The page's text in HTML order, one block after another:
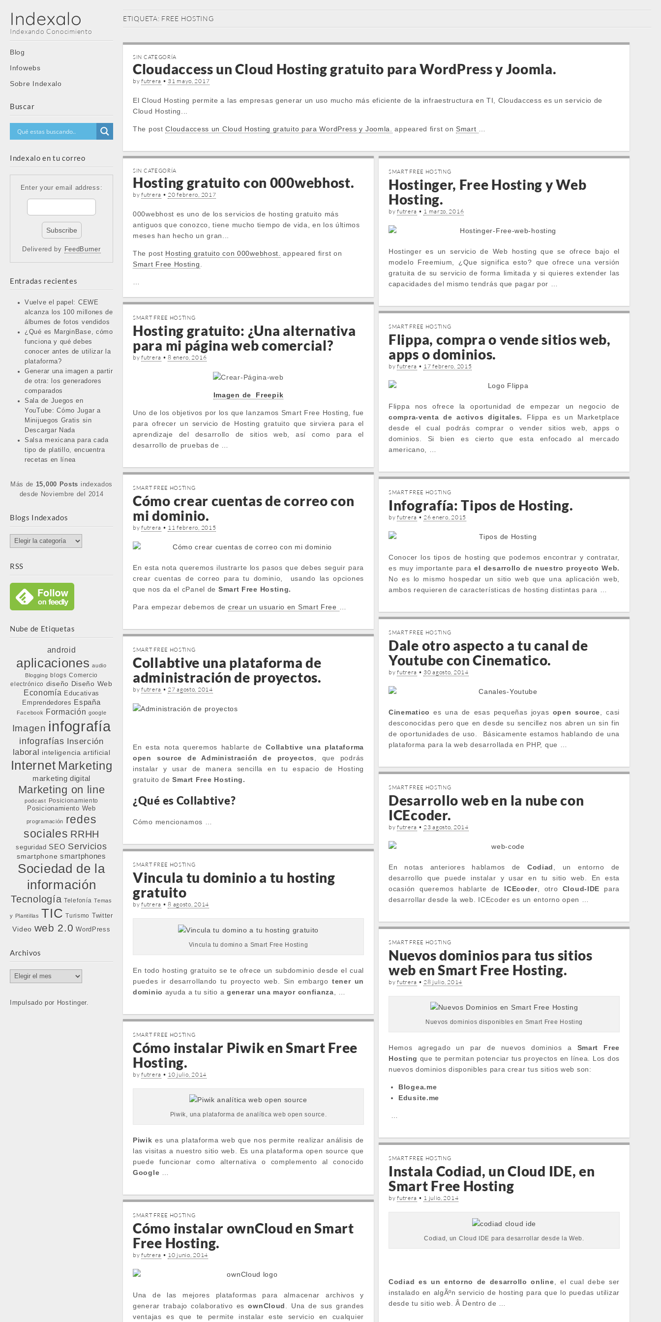
Indexalo
Indexando Conocimiento
Main
menu
Skip
content
Blog
Infowebs
Sobre Indexalo
Buscar
Indexalo en tu correo
Enter your email address:
Delivered by FeedBurner
Entradas recientes
Vuelve el papel: CEWE
alcanza los 100 millones de
álbumes de fotos vendidos
¿Qué es MarginBase, cómo
funciona y qué debes
conocer antes de utilizar la
plataforma?
Generar una imagen a partir
de otra: los generadores
comparados
Sala de Juegos en
YouTube: Cómo Jugar a
Minijuegos Gratis sin
Descargar Nada
Salsa mexicana para cada
tipo de platillo, encuentra
recetas en línea
Más de 15,000 Posts indexados
desde Noviembre del 2014
Blogs Indexados
Blogs
Indexados
RSS
Nube de Etiquetas
android
aplicaciones audio
Blogging blogs Comercio
electrónico diseño Diseño Web
Economía Educativas
Emprendedores España
Facebook Formación google
Imagen infografía
infografías Inserción
laboral inteligencia artificial
Internet Marketing
marketing digital
Marketing on line
podcast
Posicionamiento
Posicionamiento Web
programación redes
sociales RRHH
seguridad SEO Servicios
smartphone smartphones
Sociedad de la
información
Tecnología Telefonía Temas
y Plantillas TIC Turismo Twitter
Video web 2.0 WordPress
Archivos
Archivos
Impulsado por Hostinger.
ETIQUETA: FREE HOSTING
SIN CATEGORÍA
Cloudaccess un Cloud Hosting gratuito para WordPress y Joomla.
byfutrera • 31 mayo, 2017
El Cloud Hosting permite a las empresas generar un uso mucho más eficiente de la infraestructura en TI, Cloudaccess es un servicio de
Cloud Hosting...
The postCloudaccess un Cloud Hosting gratuito para WordPress y Joomla. appeared first on Smart
SIN CATEGORÍA
Hosting gratuito con 000webhost.
byfutrera • 20 febrero, 2017
000webhost es uno de los servicios de hosting gratuito más
antiguos que conozco, tiene mucho tiempo de vida, en los últimos
meses han hecho un gran...
The post Hosting gratuito con 000webhost.
appeared first on
Smart Free Hosting
SMART FREE HOSTING
Hostinger, Free Hosting y Web
Hosting.
byfutrera • 1 marzo, 2016
Hostinger es un servicio de Web hosting que se ofrece bajo el
modelo Freemium, ¿Que significa esto? que ofrece una versión
gratuita de su servicio de forma limitada y si quieres extender las
capacidades del mismo tendrás que pagar por …
SMART FREE HOSTING
Hosting gratuito: ¿Una alternativa
para mi página web comercial?
byfutrera •8 enero, 2016
Imagen de Freepik
Uno de los objetivos por los que lanzamos Smart Free Hosting, fue
para ofrecer un servicio de Hosting gratuito que sirviera para el
aprendizaje del desarrollo de sitios web, así como para el
desarrollo de pruebas de …
SMART FREE HOSTING
Flippa, compra o vende sitios web,
apps o dominios.
byfutrera • 17 febrero, 2015
Flippa nos ofrece la oportunidad de empezar un negocio de
compra-venta de activos digitales.
Flippa es un Marketplace
desde el cual podrás comprar o vender sitios web, apps o
dominios. Si bien es cierto que esta enfocado al mercado
americano, …
SMART FREE HOSTING
Cómo crear cuentas de correo con
mi dominio.
byfutrera • 11 febrero, 2015
En esta nota queremos ilustrarte los pasos que debes seguir para
crear cuentas de correo para tu dominio, usando las opciones
que nos da el cPanel de Smart Free Hosting.
Para empezar debemos de crear un usuario en Smart Free …
SMART FREE HOSTING
Infografía: Tipos de Hosting.
byfutrera • 26 enero, 2015
Conocer los tipos de hosting que podemos encontrar y contratar,
es muy importante para el desarrollo de nuestro proyecto Web.
No es lo mismo hospedar un sitio web que una aplicación web,
ambos requieren de características de hosting distintas para …
SMART FREE HOSTING
Dale otro aspecto a tu canal de
Youtube con Cinematico.
byfutrera • 30 agosto, 2014
Cinematico es una de esas pequeñas joyas open source , casi
desconocidas pero que en desde su sencillez nos abren un sin fin
de oportunidades de uso. Básicamente estamos hablando de una
plataforma para la web desarrollada en PHP, que …
SMART FREE HOSTING
Collabtive una plataforma de
administración de proyectos.
byfutrera • 27 agosto, 2014
En esta nota queremos hablarte deCollabtive una plataforma
open source de Administración de proyectos, que podrás
instalar y usar de manera sencilla en tu espacio de Hosting
gratuito de Smart Free Hosting.
¿Qué es Collabtive?
Cómo mencionamos …
SMART FREE HOSTING
Desarrollo web en la nube con
ICEcoder.
byfutrera • 23 agosto, 2014
En notas anteriores hablamos de Codiad
, un entorno de
desarrollo que puede instalar y usar en tu sitio web. En esta
ocasión queremos hablarte de ICEcoder, otro Cloud-IDE para
desarrollar desde la web. ICEcoder es un entorno open …
SMART FREE HOSTING
Vincula tu dominio a tu hosting
gratuito
byfutrera •8 agosto, 2014
Vincula tu domino a Smart Free Hosting
En todo hosting gratuito se te ofrece un subdominio desde el cual
puedes ir desarrollando tu proyecto web. Sin embargo tener un
dominio ayuda a tu sitio a generar una mayor confianza
SMART FREE HOSTING
Nuevos dominios para tus sitios
web en Smart Free Hosting.
byfutrera • 28 julio, 2014
Nuevos dominios disponibles en Smart Free Hosting
Hemos agregado un par de nuevos dominios a Smart Free
Hosting que te permitan potenciar tus proyectos en línea. Los dos
nuevos dominios disponibles para crear tus sitios web son:
Blogea.me
Edusite.me
…
SMART FREE HOSTING
Cómo instalar Piwik en Smart Free
Hosting.
byfutrera • 10 julio, 2014
Piwik, una plataforma de analítica web open source.
Piwik es una plataforma web que nos permite realizar análisis de
las visitas a nuestro sitio web. Es una plataforma open source que
puede funcionar como alternativa o complemento al conocido
Google
SMART FREE HOSTING
Instala Codiad, un Cloud IDE, en
Smart Free Hosting
byfutrera • 1 julio, 2014
Codiad, un Cloud IDE para desarrollar desde la Web.
Codiad es un entorno de desarrollo online , el cual debe ser
instalado en algÃºn servicio de hosting para que lo puedas utilizar
desde tu sitio web. Â Dentro de …
SMART FREE HOSTING
Cómo instalar ownCloud en Smart
Free Hosting.
byfutrera • 10 junio, 2014
Una de las mejores plataformas para almacenar archivos y
generar trabajo colaborativo esownCloud
. Una de sus grandes
ventajas es que te permite instalar este servicio en cualquier